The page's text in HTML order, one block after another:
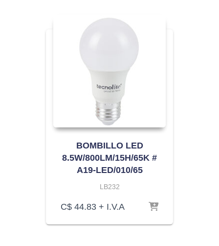
BOMBILLO LED
8.5W/800LM/15H/65K #
A19-LED/010/65
LB232
C$ 44.83 + I.V.A